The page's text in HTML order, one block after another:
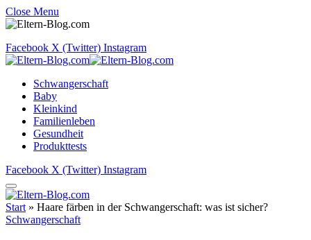
Close Menu
Facebook X (Twitter) Instagram
Schwangerschaft
Baby
Kleinkind
Familienleben
Gesundheit
Produkttests
Facebook X (Twitter) Instagram
Start » Haare färben in der Schwangerschaft: was ist sicher?
Schwangerschaft